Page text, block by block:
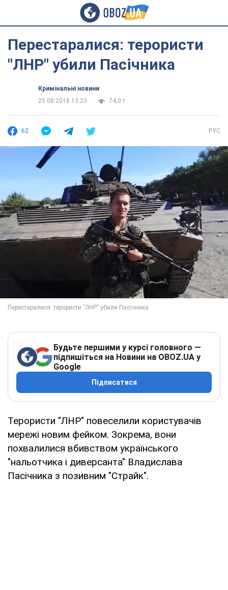
Перестаралися: терористи
"ЛНР" убили Пасічника
Кримінальні новини
25.08.2018 13:23
74,0 т.
62 РУС
Будьте першими у курсі головного —
підпишіться на Новини на OBOZ.UA у
Google
Підписатися
Терористи "ЛНР" повеселили користувачів
мережі новим фейком. Зокрема, вони
похвалилися вбивством українського
"нальотчика і диверсанта" Владислава
Пасічника з позивним "Страйк".